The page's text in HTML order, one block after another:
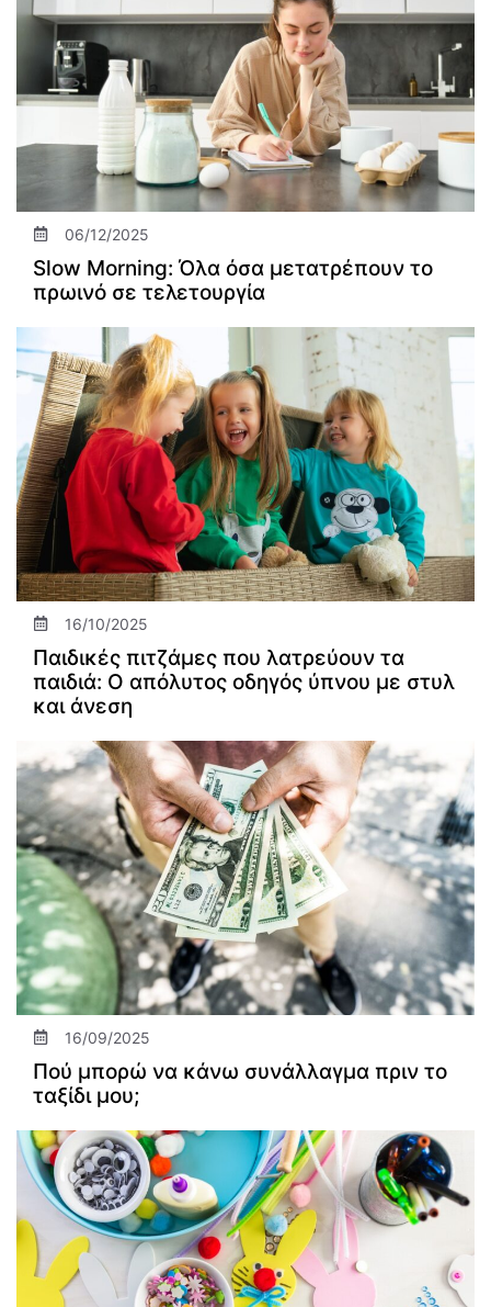
06/12/2025
Slow Morning: Όλα όσα μετατρέπουν το
πρωινό σε τελετουργία
16/10/2025
Παιδικές πιτζάμες που λατρεύουν τα
παιδιά: Ο απόλυτος οδηγός ύπνου με στυλ
και άνεση
16/09/2025
Πού μπορώ να κάνω συνάλλαγμα πριν το
ταξίδι μου;